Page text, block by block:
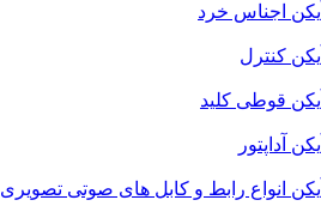
اجناس خرد
کنترل
قوطی کلید
آداپتور
انواع رابط و کابل های صوتی تصویری